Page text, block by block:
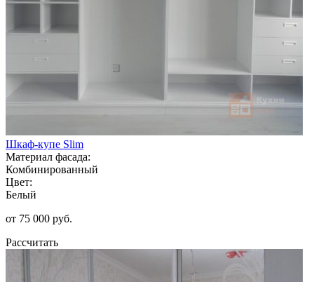
Шкаф-купе Slim
Материал фасада:
Комбинированный
Цвет:
Белый
от 75 000 руб.
Рассчитать